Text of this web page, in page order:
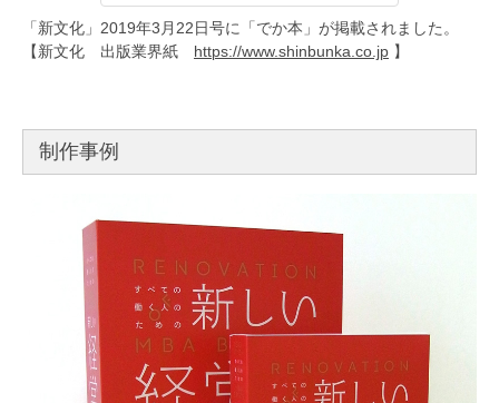
「新文化」2019年3月22日号に「でか本」が掲載されました。
【新文化 出版業界紙
https://www.shinbunka.co.jp 】
制作事例